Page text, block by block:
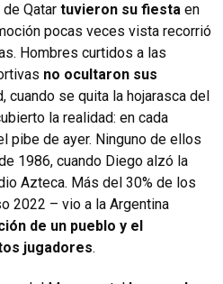
Qatar tuvieron su fiesta en
pocas veces vista recorrió
Hombres curtidos a las
no ocultaron sus
cuando se quita la hojarasca del
la realidad: en cada
pibe de ayer. Ninguno de ellos
1986, cuando Diego alzó la
Azteca. Más del 30% de los
2022 – vio a la Argentina
de un pueblo y el
jugadores.